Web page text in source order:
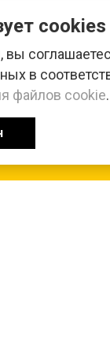
cookies
в
файлов cookie.